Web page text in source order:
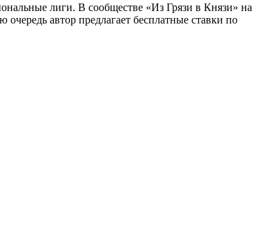
лиги. В сообществе «Из Грязи в Князи» на
автор предлагает бесплатные ставки по